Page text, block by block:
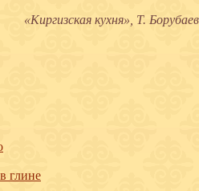
«Киргизская кухня», Т. Борубаев
глине